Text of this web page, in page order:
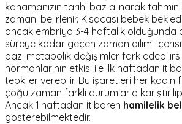
kanamanızın tarihi baz alınarak
zamanı belirlenir. Kısacası bebek
ancak embriyo 3-4 haftalık olduğunda
süreye kadar geçen zaman dilimi
bazı metabolik değişimler fark
hormonlarının etkisi ile ilk haftadan
tepkiler verebilir. Bu işaretleri her kadın
çoğu zaman farklı durumlarla
Ancak 1.haftadan itibaren hamilelik
gösterebilmektedir.